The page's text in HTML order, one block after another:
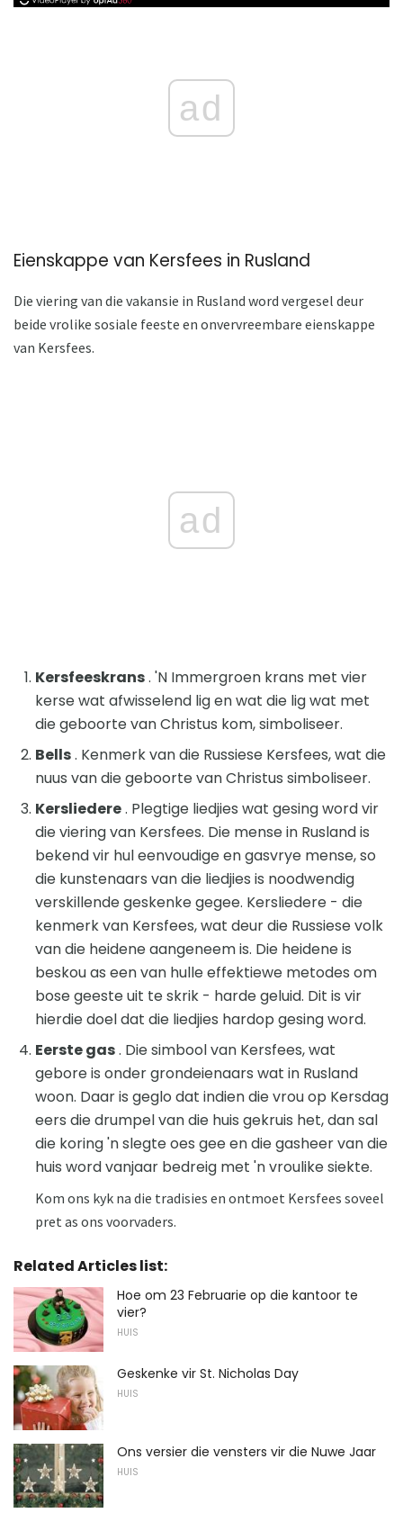
ad
Eienskappe van Kersfees in Rusland
Die viering van die vakansie in Rusland word vergesel deur
beide vrolike sosiale feeste en onvervreembare eienskappe
van Kersfees.
ad
Kersfeeskrans. 'N Immergroen krans met vier
kerse wat afwisselend lig en wat die lig wat met
die geboorte van Christus kom, simboliseer.
Bells. Kenmerk van die Russiese Kersfees, wat die
nuus van die geboorte van Christus simboliseer.
Kersliedere. Plegtige liedjies wat gesing word vir
die viering van Kersfees. Die mense in Rusland is
bekend vir hul eenvoudige en gasvrye mense, so
die kunstenaars van die liedjies is noodwendig
verskillende geskenke gegee. Kersliedere - die
kenmerk van Kersfees, wat deur die Russiese volk
van die heidene aangeneem is. Die heidene is
beskou as een van hulle effektiewe metodes om
bose geeste uit te skrik - harde geluid. Dit is vir
hierdie doel dat die liedjies hardop gesing word.
Eerste gas. Die simbool van Kersfees, wat
gebore is onder grondeienaars wat in Rusland
woon. Daar is geglo dat indien die vrou op Kersdag
eers die drumpel van die huis gekruis het, dan sal
die koring 'n slegte oes gee en die gasheer van die
huis word vanjaar bedreig met 'n vroulike siekte.
Kom ons kyk na die tradisies en ontmoet Kersfees soveel
pret as ons voorvaders.
Related Articles list:
Hoe om 23 Februarie op die kantoor te
vier?
HUIS
Geskenke vir St. Nicholas Day
HUIS
Ons versier die vensters vir die Nuwe Jaar
HUIS